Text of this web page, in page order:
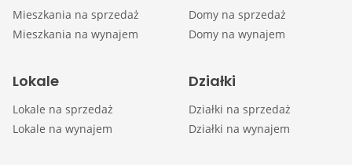
Mieszkania na sprzedaż
Mieszkania na wynajem
Domy na sprzedaż
Domy na wynajem
Lokale
Lokale na sprzedaż
Lokale na wynajem
Działki
Działki na sprzedaż
Działki na wynajem